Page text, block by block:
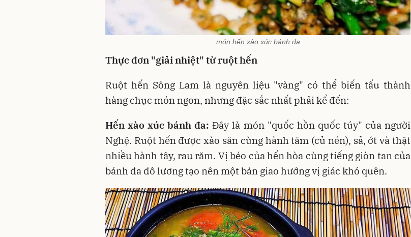
món hến xào xúc bánh đa
Thực đơn "giải nhiệt" từ ruột hến
Ruột hến Sông Lam là nguyên liệu "vàng" có thể biến tấu thành
hàng chục món ngon, nhưng đặc sắc nhất phải kể đến:
Hến xào xúc bánh đa: Đây là món "quốc hồn quốc túy" của người
Nghệ. Ruột hến được xào săn cùng hành tăm (củ nén), sả, ớt và thật
nhiều hành tây, rau răm. Vị béo của hến hòa cùng tiếng giòn tan của
bánh đa đô lương tạo nên một bản giao hưởng vị giác khó quên.